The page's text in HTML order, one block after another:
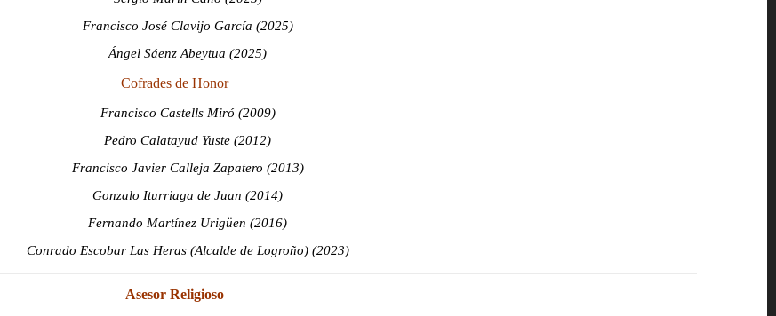
Francisco José Clavijo García (2025)
Ángel Sáenz Abeytua (2025)
Cofrades de Honor
Francisco Castells Miró (2009)
Pedro Calatayud Yuste (2012)
Francisco Javier Calleja Zapatero (2013)
Gonzalo Iturriaga de Juan (2014)
Fernando Martínez Urigüen (2016)
Conrado Escobar Las Heras (Alcalde de Logroño) (2023)
Asesor Religioso